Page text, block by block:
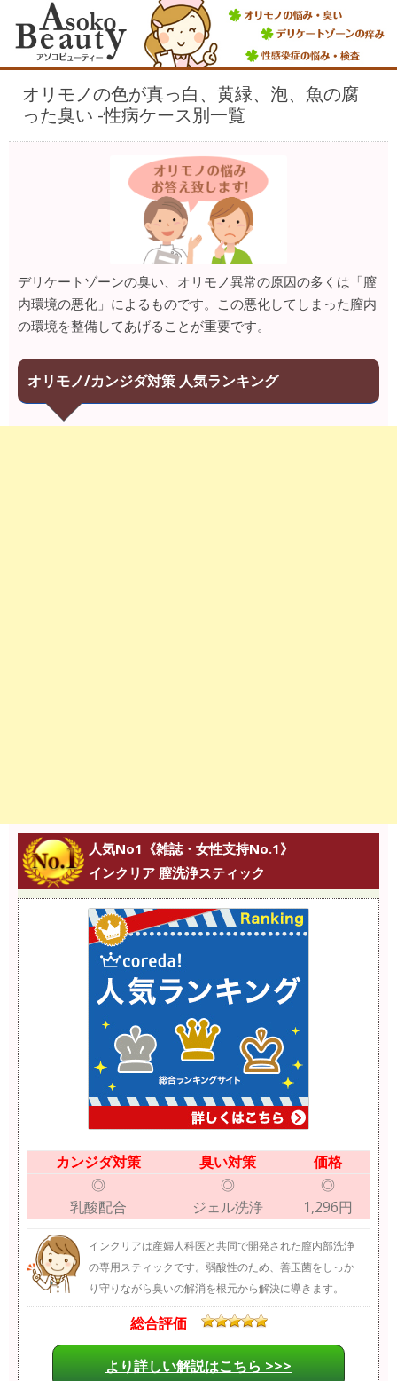
オリモノの色が真っ白、黄緑、泡、魚の腐
った臭い -性病ケース別一覧
デリケートゾーンの臭い、オリモノ異常の原因の多くは「膣
内環境の悪化」によるものです。この悪化してしまった膣内
の環境を整備してあげることが重要です。
オリモノ/カンジダ対策 人気ランキング
人気No1《雑誌・女性支持No.1》
インクリア 膣洗浄スティック
カンジダ対策 臭い対策
価格
◎
乳酸配合
◎
ジェル洗浄
◎
1,296円
インクリアは産婦人科医と共同で開発された膣内部洗浄
の専用スティックです。弱酸性のため、善玉菌をしっか
り守りながら臭いの解消を根元から解決に導きます。
総合評価
より詳しい解説はこちら >>>